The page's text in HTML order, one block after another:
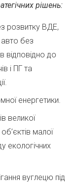
рішень:
розвитку ВДЕ,
без
відповідно до
і ПГ та
енергетики.
великої
малої
екологічних
вуглецю під